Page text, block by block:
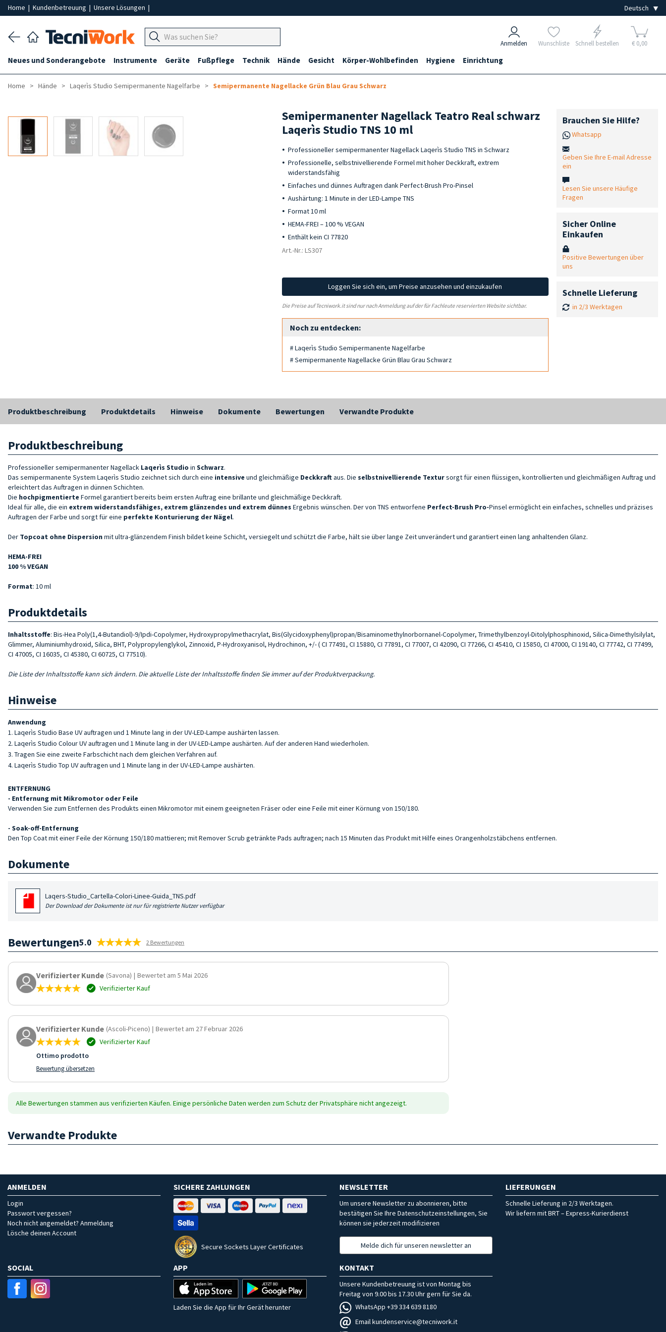
Home | Kundenbetreuung | Unsere Lösungen |
Anmelden Wunschliste Schnell bestellen € 0,00
Neues und Sonderangebote Instrumente Geräte Fußpflege Technik Hände Gesicht Körper-Wohlbefinden Hygiene Einrichtung
Home Hände Laqerìs Studio Semipermanente Nagelfarbe Semipermanente Nagellacke Grün Blau Grau Schwarz
Semipermanenter Nagellack Teatro Real schwarz
Laqerìs Studio TNS 10 ml
Professioneller semipermanenter Nagellack Laqerìs Studio TNS in Schwarz
Professionelle, selbstnivellierende Formel mit hoher Deckkraft, extrem
widerstandsfähig
Einfaches und dünnes Auftragen dank Perfect-Brush Pro-Pinsel
Aushärtung: 1 Minute in der LED-Lampe TNS
Format 10 ml
HEMA-FREI – 100 % VEGAN
Enthält kein CI 77820
Art.-Nr.: LS307
Loggen Sie sich ein, um Preise anzusehen und einzukaufen
Die Preise auf Tecniwork.it sind nur nach Anmeldung auf der für Fachleute reservierten Website sichtbar.
Noch zu entdecken:
# Laqerìs Studio Semipermanente Nagelfarbe
# Semipermanente Nagellacke Grün Blau Grau Schwarz
Brauchen Sie Hilfe?
Whatsapp
Geben Sie Ihre E-mail Adresse
ein
Lesen Sie unsere Häufige
Fragen
Sicher Online
Einkaufen
Positive Bewertungen über
uns
Schnelle Lieferung
in 2/3 Werktagen
Produktbeschreibung Produktdetails Hinweise Dokumente Bewertungen Verwandte Produkte
Produktbeschreibung
Professioneller semipermanenter Nagellack Laqerìs Studio in Schwarz.
Das semipermanente System Laqerìs Studio zeichnet sich durch eine intensive und gleichmäßige Deckkraftaus. Die selbstnivellierende Textursorgt für einen flüssigen, kontrollierten und gleichmäßigen Auftrag und
erleichtert das Auftragen in dünnen Schichten.
Die hochpigmentierte Formel garantiert bereits beim ersten Auftrag eine brillante und gleichmäßige Deckkraft.
Ideal für alle, die ein extrem widerstandsfähiges, extrem glänzendes und extrem dünnes Ergebnis wünschen. Der von TNS entworfene Perfect-Brush Pro-Pinsel ermöglicht ein einfaches, schnelles und präzises
Auftragen der Farbe und sorgt für eine perfekte Konturierung der Nägel.
Der Topcoat ohne Dispersion mit ultra-glänzendem Finish bildet keine Schicht, versiegelt und schützt die Farbe, hält sie über lange Zeit unverändert und garantiert einen lang anhaltenden Glanz.
HEMA-FREI
100 % VEGAN
Format: 10 ml
Produktdetails
Inhaltsstoffe: Bis-Hea Poly(1,4-Butandiol)-9/Ipdi-Copolymer, Hydroxypropylmethacrylat, Bis(Glycidoxyphenyl)propan/Bisaminomethylnorbornanel-Copolymer, Trimethylbenzoyl-Ditolylphosphinoxid, Silica-Dimethylsilylat,
Glimmer, Aluminiumhydroxid, Silica, BHT, Polypropylenglykol, Zinnoxid, P-Hydroxyanisol, Hydrochinon, +/- ( CI 77491, CI 15880, CI 77891, CI 77007, CI 42090, CI 77266, CI 45410, CI 15850, CI 47000, CI 19140, CI 77742, CI 77499,
CI 47005, CI 16035, CI 45380, CI 60725, CI 77510).
Die Liste der Inhaltsstoffe kann sich ändern. Die aktuelle Liste der Inhaltsstoffe finden Sie immer auf der Produktverpackung.
Hinweise
Anwendung
Laqerìs Studio Base UV auftragen und 1 Minute lang in der UV-LED-Lampe aushärten lassen.
Laqerìs Studio Colour UV auftragen und 1 Minute lang in der UV-LED-Lampe aushärten. Auf der anderen Hand wiederholen.
Tragen Sie eine zweite Farbschicht nach dem gleichen Verfahren auf.
Laqerìs Studio Top UV auftragen und 1 Minute lang in der UV-LED-Lampe aushärten.
ENTFERNUNG
- Entfernung mit Mikromotor oder Feile
Verwenden Sie zum Entfernen des Produkts einen Mikromotor mit einem geeigneten Fräser oder eine Feile mit einer Körnung von 150/180.
- Soak-off-Entfernung
Den Top Coat mit einer Feile der Körnung 150/180 mattieren; mit Remover Scrub getränkte Pads auftragen; nach 15 Minuten das Produkt mit Hilfe eines Orangenholzstäbchens entfernen.
Dokumente
Laqers-Studio_Cartella-Colori-Linee-Guida_TNS.pdf
Der Download der Dokumente ist nur für registrierte Nutzer verfügbar
Bewertungen5.0 2 Bewertungen
Verifizierter Kunde (Savona) | Bewertet am 5 Mai 2026
Verifizierter Kauf
Verifizierter Kunde (Ascoli-Piceno) | Bewertet am 27 Februar 2026
Verifizierter Kauf
Ottimo prodotto
Bewertung übersetzen
Alle Bewertungen stammen aus verifizierten Käufen. Einige persönliche Daten werden zum Schutz der Privatsphäre nicht angezeigt.
Verwandte Produkte
ANMELDEN
Login
Passwort vergessen?
Noch nicht angemeldet? Anmeldung
Lösche deinen Account
SICHERE ZAHLUNGEN
Secure Sockets Layer Certificates
NEWSLETTER
Um unsere Newsletter zu abonnieren, bitte
bestätigen Sie Ihre Datenschutzeinstellungen, Sie
können sie jederzeit modifizieren
Melde dich für unseren newsletter an
LIEFERUNGEN
Schnelle Lieferung in 2/3 Werktagen.
Wir liefern mit BRT – Express-Kurierdienst
SOCIAL APP
Laden Sie die App für Ihr Gerät herunter
KONTAKT
Unsere Kundenbetreuung ist von Montag bis
Freitag von 9.00 bis 17.30 Uhr gern für Sie da.
WhatsApp +39 334 639 8180
Email kundenservice@tecniwork.it